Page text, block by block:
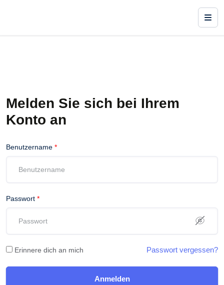
Melden Sie sich bei Ihrem
Konto an
Benutzername *
Passwort *
Erinnere dich an mich Passwort vergessen?
Anmelden